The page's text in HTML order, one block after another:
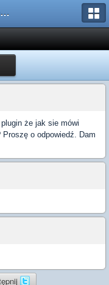
AMXX.pl: Support AMX Mod X i SourceMod
że jak sie mówi
o odpowiedź. Dam